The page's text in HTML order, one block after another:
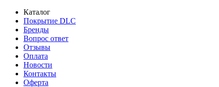
Каталог
Покрытие DLC
Бренды
Вопрос ответ
Отзывы
Оплата
Новости
Контакты
Оферта